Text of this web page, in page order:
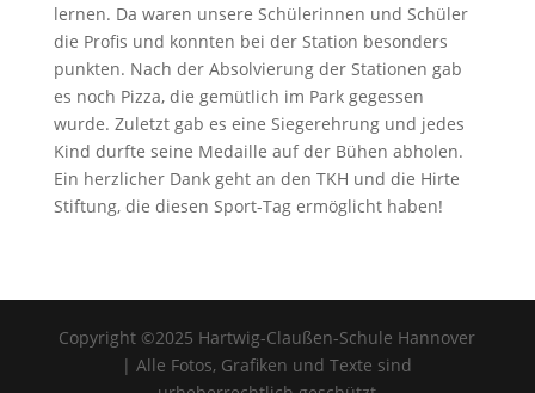
lernen. Da waren unsere Schülerinnen und Schüler
die Profis und konnten bei der Station besonders
punkten. Nach der Absolvierung der Stationen gab
es noch Pizza, die gemütlich im Park gegessen
wurde. Zuletzt gab es eine Siegerehrung und jedes
Kind durfte seine Medaille auf der Bühen abholen.
Ein herzlicher Dank geht an den TKH und die Hirte
Stiftung, die diesen Sport-Tag ermöglicht haben!
Copyright ©2025 Hartwig-Claußen-Schule Hannover
| Alle Fotos, Grafiken und Texte sind